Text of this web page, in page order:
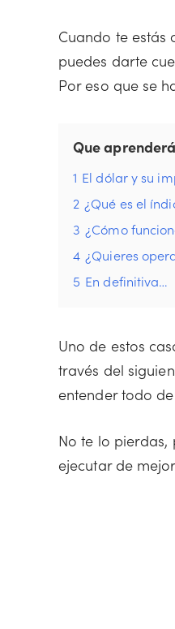
Cuando te
puedes darte
Por eso que se
Que
1 El dólar y su
2 ¿Qué es el
3 ¿Cómo
4 ¿Quieres
5 En definitiva…
Uno de estos
través del
entender todo
No te lo
ejecutar de